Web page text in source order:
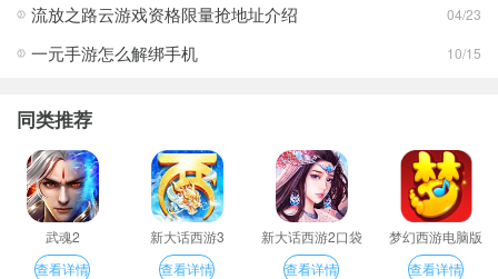
流放之路云游戏资格限量抢地址介绍 04/23
一元手游怎么解绑手机 10/15
同类推荐
武魂2
查看详情
新大话西游3
查看详情
新大话西游2口袋
版
查看详情
梦幻西游电脑版
查看详情